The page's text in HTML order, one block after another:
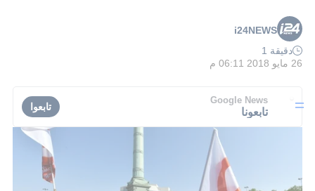
i24NEWS
دقيقة 1
26 مايو 2018 06:11 م
Google News
تابعونا تابعوا